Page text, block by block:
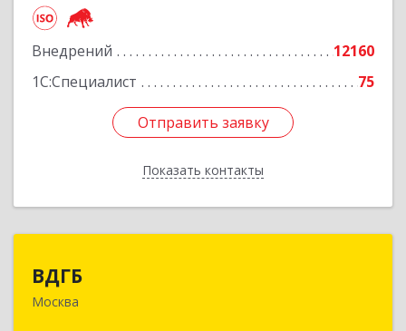
Внедрений
12160
1С:Специалист
75
Отправить заявку
Показать контакты
Отправить заявку
Назад
ВДГБ
Москва
119180, Москва г, Большая Полянка ул, дом №